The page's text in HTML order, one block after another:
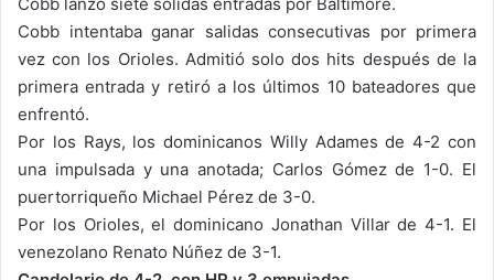
Cobb intentaba ganar salidas consecutivas por primera
vez con los Orioles. Admitió solo dos hits después de la
primera entrada y retiró a los últimos 10 bateadores que
enfrentó.
Por los Rays, los dominicanos Willy Adames de 4-2 con
una impulsada y una anotada; Carlos Gómez de 1-0. El
puertorriqueño Michael Pérez de 3-0.
Por los Orioles, el dominicano Jonathan Villar de 4-1. El
venezolano Renato Núñez de 3-1.